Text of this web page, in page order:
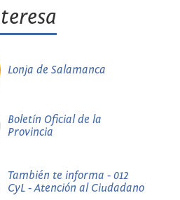
Lonja de Salamanca
Boletín Oficial de la
Provincia
También te informa - 012
CyL - Atención al Ciudadano